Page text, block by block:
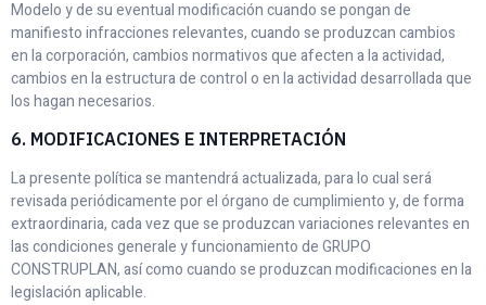
Modelo y de su eventual modificación cuando se pongan de
manifiesto infracciones relevantes, cuando se produzcan cambios
en la corporación, cambios normativos que afecten a la actividad,
cambios en la estructura de control o en la actividad desarrollada que
los hagan necesarios.
6. MODIFICACIONES E INTERPRETACIÓN
La presente política se mantendrá actualizada, para lo cual será
revisada periódicamente por el órgano de cumplimiento y, de forma
extraordinaria, cada vez que se produzcan variaciones relevantes en
las condiciones generale y funcionamiento de GRUPO
CONSTRUPLAN, así como cuando se produzcan modificaciones en la
legislación aplicable.